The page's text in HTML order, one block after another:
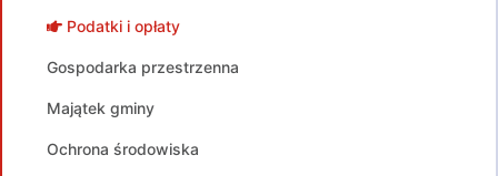
Podatki i opłaty
Gospodarka przestrzenna
Majątek gminy
Ochrona środowiska